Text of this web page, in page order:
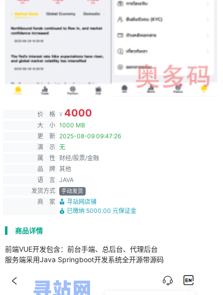
价 格 ¥ 4000
大 小 1000 MB
更 新 2025-08-09 09:47:26
演 示 无
属 性
财经/股票/金融
品 牌 其他
语 言 JAVA
发货方式
手动发货
商 家
寻站网店铺
已缴纳 5000.00 元保证金
商品详情
前端VUE开发包含：前台手端、总后台、代理后台
服务端采用Java Springboot开发系统全开源带源码